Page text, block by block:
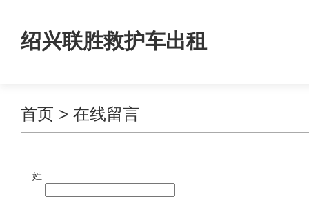
绍兴联胜救护车出租
首页 > 在线留言
姓